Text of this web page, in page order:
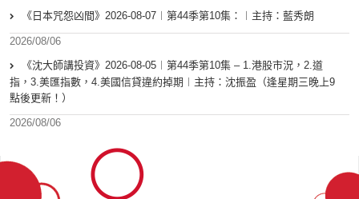
《日本咒怨凶間》2026-08-07︱第44季第10集：︱主持：藍秀朗
2026/08/06
《沈大師講投資》2026-08-05︱第44季第10集 – 1.港股市況，2.道
指，3.美匯指數，4.美國信貸違約掉期︱主持：沈振盈（逢星期三晚上9
點後更新！）
2026/08/06